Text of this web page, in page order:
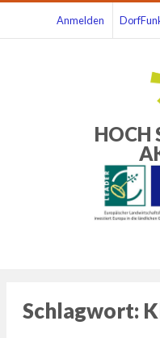
Anmelden
HOCH
Schlagwort: